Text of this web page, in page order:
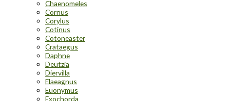
Chaenomeles
Cornus
Corylus
Cotinus
Cotoneaster
Crataegus
Daphne
Deutzia
Diervilla
Elaeagnus
Euonymus
Exochorda